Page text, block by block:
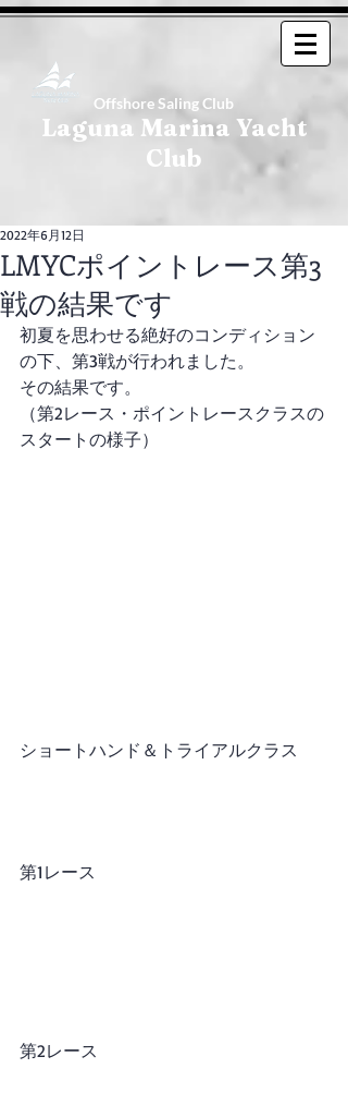
Offshore Saling Club
Laguna Marina Yacht
Club
LMYCポイントレース第3
戦の結果です
2022年6月12日
初夏を思わせる絶好のコンディション
の下、第3戦が行われました。
その結果です。
（第2レース・ポイントレースクラスの
スタートの様子）
ショートハンド＆トライアルクラス
第1レース
第2レース